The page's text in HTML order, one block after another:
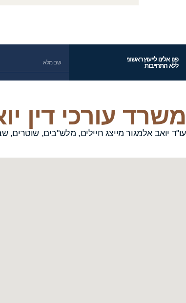
פנו אלינו לייעוץ ראשוני
ללא התחייבות
משרד עורכי דין
עו"ד יואב אלמגור מייצג חיילים, מלש"בים, שוטרים,